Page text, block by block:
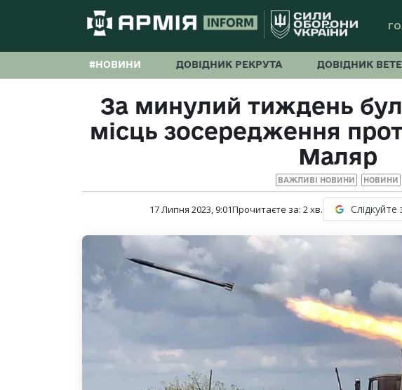
#НОВИНИ ДОВІДНИК РЕКРУТА ДОВІДНИК
За минулий тиждень
місць зосередження
Маляр
ВАЖЛИВІ НОВИНИ НОВИНИ
17 Липня 2023, 9:01Прочитаєте за: 2хв.